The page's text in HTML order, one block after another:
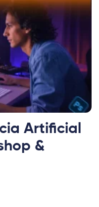
Artificial
&